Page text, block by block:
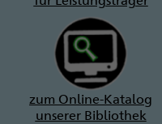
zum Online-Katalog
unserer Bibliothek